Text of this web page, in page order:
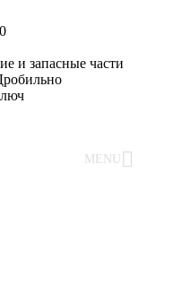
и запасные части
MENU